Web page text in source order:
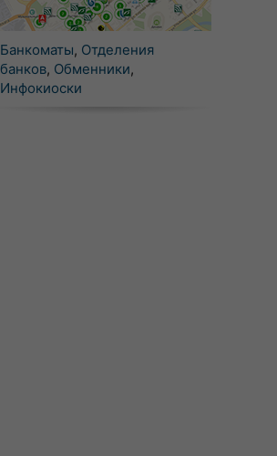
Банкоматы, Отделения
банков, Обменники,
Инфокиоски